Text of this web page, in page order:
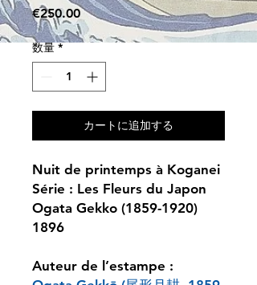
€250.00価
格
数量 *
カートに追加する
Nuit de printemps à Koganei
Série : Les Fleurs du Japon
Ogata Gekko (1859-1920)
1896
Auteur de l’estampe :